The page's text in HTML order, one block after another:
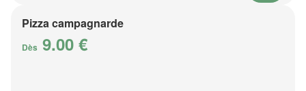
Pizza campagnarde
Dès 9.00 €